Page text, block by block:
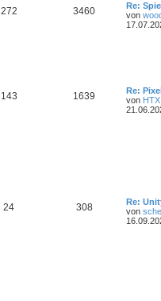
272 3460
Re:
von
143 1639
Re:
von HTX
24 308
Re:
von